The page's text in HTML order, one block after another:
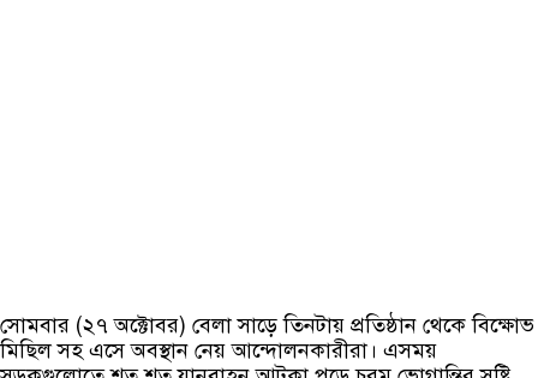
সোমবার (২৭ অক্টোবর) বেলা সাড়ে তিনটায় প্রতিষ্ঠান থেকে বিক্ষোভ
মিছিল সহ এসে অবস্থান নেয় আন্দোলনকারীরা। এসময়